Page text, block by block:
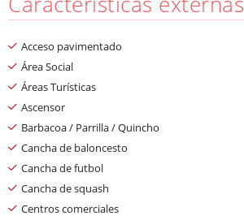
Acceso pavimentado
Área Social
Áreas Turísticas
Ascensor
Barbacoa / Parrilla / Quincho
Cancha de baloncesto
Cancha de futbol
Cancha de squash
Centros comerciales